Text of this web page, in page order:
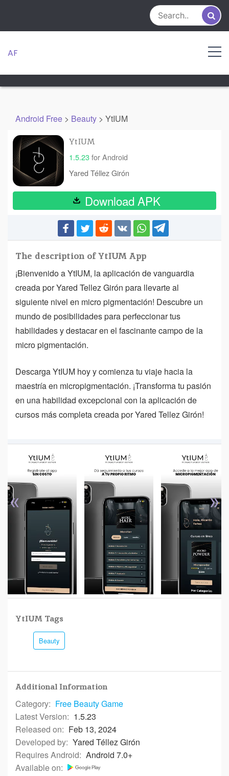
content
AF
Android Free > Beauty > YtIUM
YtIUM
1.5.23for Android
Yared Téllez Girón
Download APK
The description of YtIUM App
¡Bienvenido a YtIUM, la aplicación de vanguardia
creada por Yared Tellez Girón para llevarte al
siguiente nivel en micro pigmentación! Descubre un
mundo de posibilidades para perfeccionar tus
habilidades y destacar en el fascinante campo de la
micro pigmentación.
Descarga YtIUM hoy y comienza tu viaje hacia la
maestría en micropigmentación. ¡Transforma tu pasión
en una habilidad excepcional con la aplicación de
cursos más completa creada por Yared Tellez Girón!
« »
YtIUM Tags
Beauty
Additional Information
Category: Free Beauty Game
Latest Version: 1.5.23
Released on: Feb 13, 2024
Developed by: Yared Téllez Girón
Requires Android: Android 7.0+
Available on: